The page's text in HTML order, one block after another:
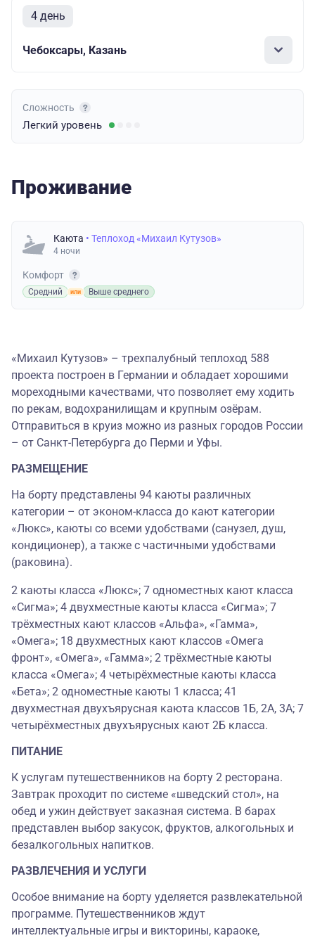
4 день
Чебоксары, Казань
Сложность
Легкий уровень
Проживание
Каюта • Теплоход «Михаил Кутузов»
4 ночи
Комфорт
Средний Выше среднего
«Михаил Кутузов» – трехпалубный теплоход 588
проекта построен в Германии и обладает хорошими
мореходными качествами, что позволяет ему ходить
по рекам, водохранилищам и крупным озёрам.
Отправиться в круиз можно из разных городов России
– от Санкт-Петербурга до Перми и Уфы.
РАЗМЕЩЕНИЕ
На борту представлены 94 каюты различных
категории – от эконом-класса до кают категории
«Люкс», каюты со всеми удобствами (санузел, душ,
кондиционер), а также с частичными удобствами
(раковина).
2 каюты класса «Люкс»; 7 одноместных кают класса
«Сигма»; 4 двухместные каюты класса «Сигма»; 7
трёхместных кают классов «Альфа», «Гамма»,
«Омега»; 18 двухместных кают классов «Омега
фронт», «Омега», «Гамма»; 2 трёхместные каюты
класса «Омега»; 4 четырёхместные каюты класса
«Бета»; 2 одноместные каюты 1 класса; 41
двухместная двухъярусная каюта классов 1Б, 2А, 3А; 7
четырёхместных двухъярусных кают 2Б класса.
ПИТАНИЕ
К услугам путешественников на борту 2 ресторана.
Завтрак проходит по системе «шведский стол», на
обед и ужин действует заказная система. В барах
представлен выбор закусок, фруктов, алкогольных и
безалкогольных напитков.
РАЗВЛЕЧЕНИЯ И УСЛУГИ
Особое внимание на борту уделяется развлекательной
программе. Путешественников ждут
интеллектуальные игры и викторины, караоке,